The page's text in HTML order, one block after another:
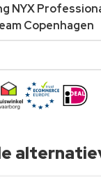
NYX
Copenhagen